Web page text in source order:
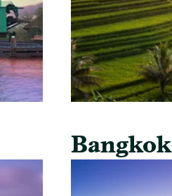
Bangkok